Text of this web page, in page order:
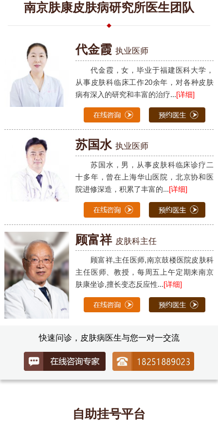
南京肤康皮肤病研究所医生团队
代金霞 执业医师
代金霞，女，毕业于福建医科大学，
从事皮肤科临床工作20余年，对各种皮肤
病有深入的研究和丰富的治疗...[详细]
苏国水 执业医师
苏国水，男，从事皮肤科临床诊疗二
十多年，曾在上海华山医院，北京协和医
院进修深造，积累了丰富的...[详细]
顾富祥 皮肤科主任
顾富祥,主任医师,南京鼓楼医院皮肤科
主任医师、教授，每周五上午定期来南京
肤康坐诊,擅长变态反应性...[详细]
快速问诊，皮肤病医生与您一对一交流
自助挂号平台